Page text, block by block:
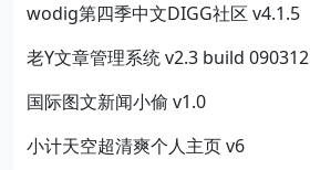
wodig第四季中文DIGG社区 v4.1.5
老Y文章管理系统 v2.3 build 090312
国际图文新闻小偷 v1.0
小计天空超清爽个人主页 v6